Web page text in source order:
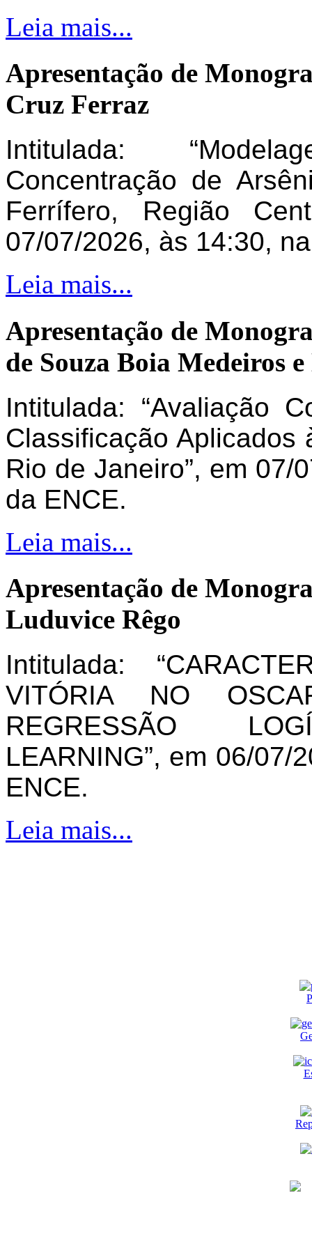
Leia mais...
Apresentação de
Cruz Ferraz
Intitulada:
Concentração de
Ferrífero, Região
07/07/2026, às 14:30,
Leia mais...
Apresentação de
de Souza Boia Medeiros
Intitulada: “Avaliação
Classificação Aplicados
Rio de Janeiro”, em
da ENCE.
Leia mais...
Apresentação de
Luduvice Rêgo
Intitulada:
VITÓRIA NO
REGRESSÃO
LEARNING”, em 06/
ENCE.
Leia mais...